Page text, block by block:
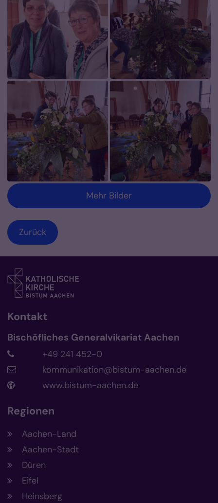
Mehr Bilder
Zurück
Kontakt
Bischöfliches Generalvikariat Aachen
+49 241 452-0
kommunikation@bistum-aachen.de
www.bistum-aachen.de
Regionen
Aachen-Land
Aachen-Stadt
Düren
Eifel
Heinsberg